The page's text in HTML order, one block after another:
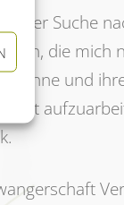
der Suche
die mich
und